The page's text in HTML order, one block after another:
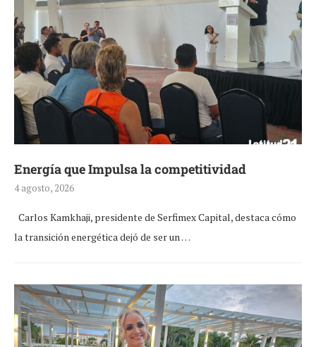
Energía que Impulsa la competitividad
4 agosto, 2026
Carlos Kamkhaji, presidente de Serfimex Capital, destaca cómo
la transición energética dejó de ser un …